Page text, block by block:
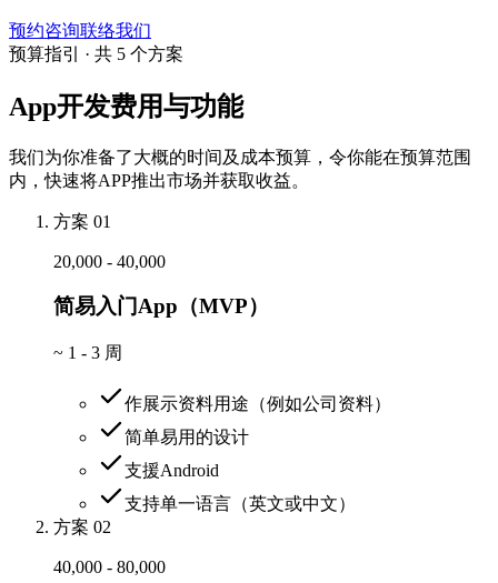
预约咨询联络我们
预算指引 · 共 5 个方案
App开发费用与功能
我们为你准备了大概的时间及成本预算，令你能在预算范围
内，快速将APP推出市场并获取收益。
方案 01
20,000 - 40,000
简易入门App（MVP）
~ 1 - 3 周
作展示资料用途（例如公司资料）
简单易用的设计
支援Android
支持单一语言（英文或中文）
方案 02
40,000 - 80,000